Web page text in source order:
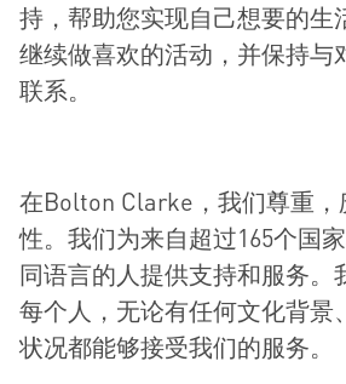
持，帮助您实现自己想要的生
继续做喜欢的活动，并保持与
联系。
在Bolton Clarke，我们尊重
性。我们为来自超过165个国
同语言的人提供支持和服务。
每个人，无论有任何文化背景
状况都能够接受我们的服务。